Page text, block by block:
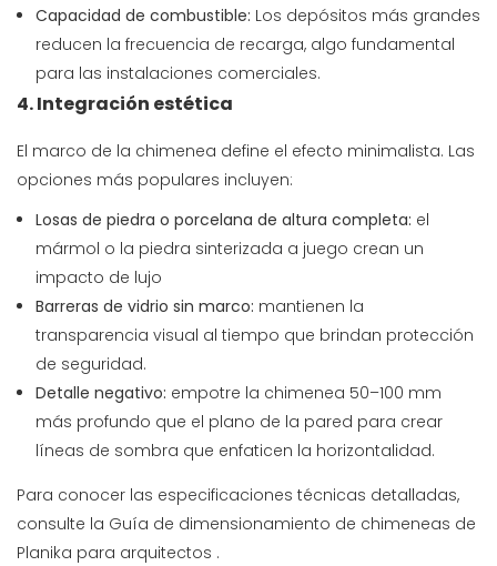
Capacidad de combustible: Los depósitos más grandes
reducen la frecuencia de recarga, algo fundamental
para las instalaciones comerciales.
4. Integración estética
El marco de la chimenea define el efecto minimalista. Las
opciones más populares incluyen:
Losas de piedra o porcelana de altura completa: el
mármol o la piedra sinterizada a juego crean un
impacto de lujo
Barreras de vidrio sin marco: mantienen la
transparencia visual al tiempo que brindan protección
de seguridad.
Detalle negativo: empotre la chimenea 50–100 mm
más profundo que el plano de la pared para crear
líneas de sombra que enfaticen la horizontalidad.
Para conocer las especificaciones técnicas detalladas,
consulte la Guía de dimensionamiento de chimeneas de
Planika para arquitectos .